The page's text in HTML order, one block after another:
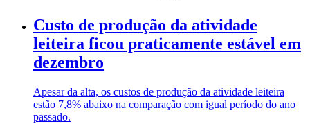
Custo de produção da atividade
leiteira ficou praticamente estável em
dezembro
Apesar da alta, os custos de produção da atividade leiteira
estão 7,8% abaixo na comparação com igual período do ano
passado.